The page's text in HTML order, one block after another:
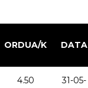
ORDUA/K DATA
4.50
31-05-